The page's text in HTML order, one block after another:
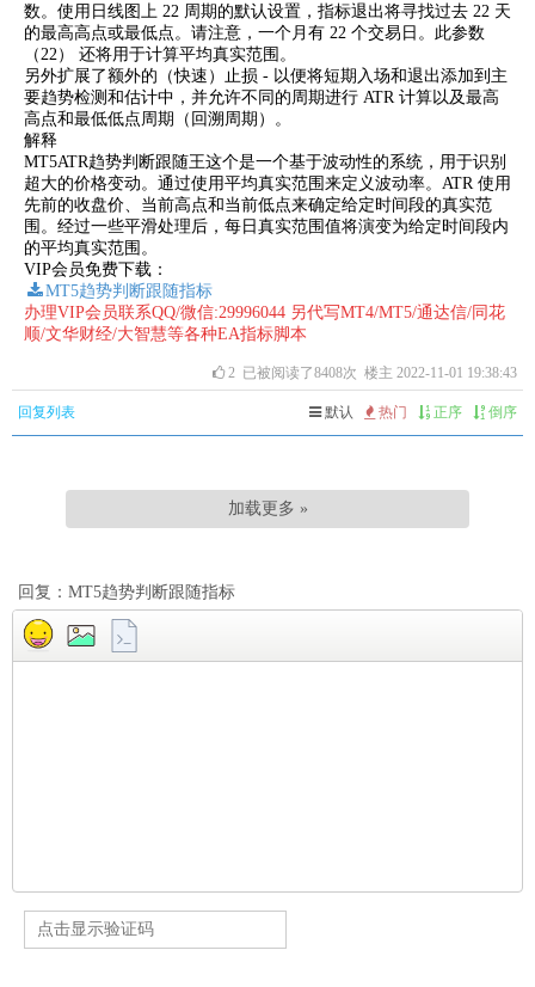
数。使用日线图上 22 周期的默认设置，指标退出将寻找过去 22 天
的最高高点或最低点。请注意，一个月有 22 个交易日。此参数
（22） 还将用于计算平均真实范围。
另外扩展了额外的（快速）止损 - 以便将短期入场和退出添加到主
要趋势检测和估计中，并允许不同的周期进行 ATR 计算以及最高
高点和最低低点周期（回溯周期）。
解释
MT5ATR趋势判断跟随王这个是一个基于波动性的系统，用于识别
超大的价格变动。通过使用平均真实范围来定义波动率。ATR 使用
先前的收盘价、当前高点和当前低点来确定给定时间段的真实范
围。经过一些平滑处理后，每日真实范围值将演变为给定时间段内
的平均真实范围。
VIP会员免费下载：
MT5趋势判断跟随指标
办理VIP会员联系QQ/微信:29996044 另代写MT4/MT5/通达信/同花
顺/文华财经/大智慧等各种EA指标脚本
2 已被阅读了8408次 楼主 2022-11-01 19:38:43
回复列表 默认 热门 正序 倒序
加载更多 »
回复：MT5趋势判断跟随指标